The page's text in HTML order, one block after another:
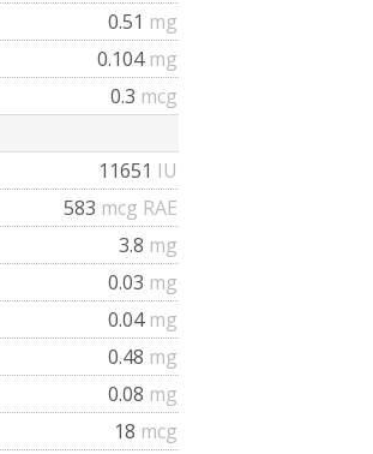
0.51 mg
0.104 mg
0.3 mcg
11651 IU
583 mcg RAE
3.8 mg
0.03 mg
0.04 mg
0.48 mg
0.08 mg
18 mcg